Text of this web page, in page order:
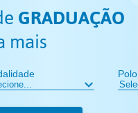
GRADUAÇÃO
mais
Polo